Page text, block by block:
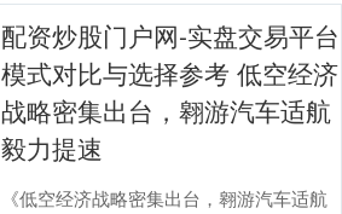
配资炒股门户网-实盘交易平台
模式对比与选择参考 低空经济
战略密集出台，翱游汽车适航
毅力提速
《低空经济战略密集出台，翱游汽车适航